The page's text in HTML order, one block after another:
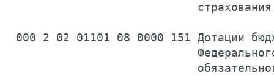
000 2 02 01101 08 0000 151 Дотации